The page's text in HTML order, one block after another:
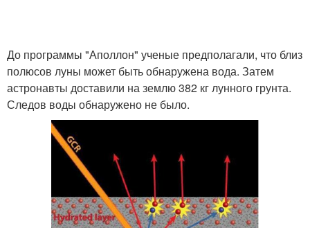
До программы "Аполлон" ученые предполагали, что близ
полюсов луны может быть обнаружена вода. Затем
астронавты доставили на землю 382 кг лунного грунта.
Следов воды обнаружено не было.